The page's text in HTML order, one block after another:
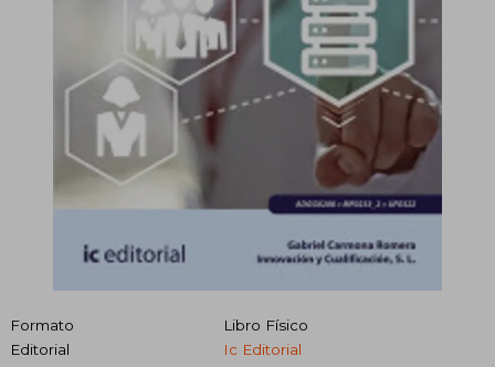
Formato
Libro Físico
Editorial
Ic Editorial